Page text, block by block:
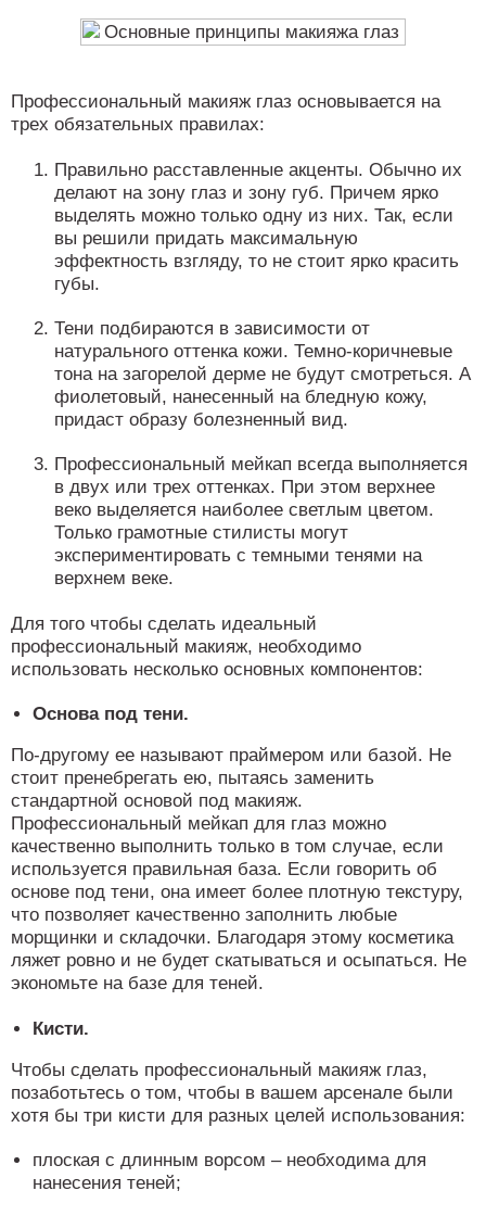
Профессиональный макияж глаз основывается на
трех обязательных правилах:
Правильно расставленные акценты. Обычно их
делают на зону глаз и зону губ. Причем ярко
выделять можно только одну из них. Так, если
вы решили придать максимальную
эффектность взгляду, то не стоит ярко красить
губы.
Тени подбираются в зависимости от
натурального оттенка кожи. Темно-коричневые
тона на загорелой дерме не будут смотреться. А
фиолетовый, нанесенный на бледную кожу,
придаст образу болезненный вид.
Профессиональный мейкап всегда выполняется
в двух или трех оттенках. При этом верхнее
веко выделяется наиболее светлым цветом.
Только грамотные стилисты могут
экспериментировать с темными тенями на
верхнем веке.
Для того чтобы сделать идеальный
профессиональный макияж, необходимо
использовать несколько основных компонентов:
Основа под тени.
По-другому ее называют праймером или базой. Не
стоит пренебрегать ею, пытаясь заменить
стандартной основой под макияж.
Профессиональный мейкап для глаз можно
качественно выполнить только в том случае, если
используется правильная база. Если говорить об
основе под тени, она имеет более плотную текстуру,
что позволяет качественно заполнить любые
морщинки и складочки. Благодаря этому косметика
ляжет ровно и не будет скатываться и осыпаться. Не
экономьте на базе для теней.
Кисти.
Чтобы сделать профессиональный макияж глаз,
позаботьтесь о том, чтобы в вашем арсенале были
хотя бы три кисти для разных целей использования:
плоская с длинным ворсом – необходима для
нанесения теней;